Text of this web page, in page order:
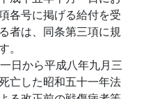
各号に掲げる給付を受
者は、同条第三項に規
。
日から平成八年九月三
亡した昭和五十一年法